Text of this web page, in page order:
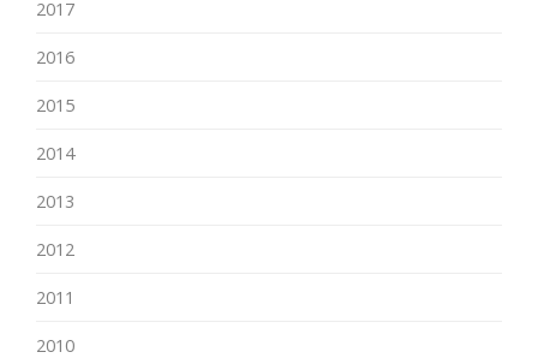
2017
2016
2015
2014
2013
2012
2011
2010